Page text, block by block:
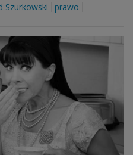
Szurkowski
prawo